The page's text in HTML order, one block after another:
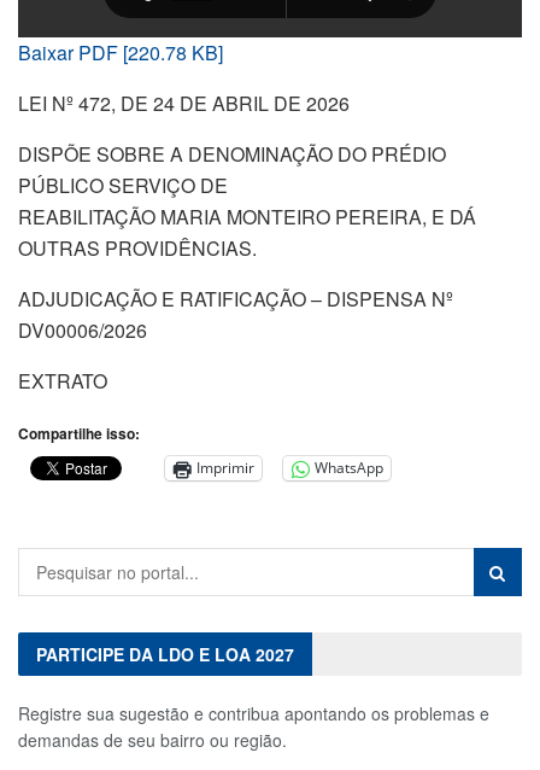
Baixar PDF [220.78 KB]
LEI Nº 472, DE 24 DE ABRIL DE 2026
DISPÕE SOBRE A DENOMINAÇÃO DO PRÉDIO
PÚBLICO SERVIÇO DE
REABILITAÇÃO MARIA MONTEIRO PEREIRA, E DÁ
OUTRAS PROVIDÊNCIAS.
ADJUDICAÇÃO E RATIFICAÇÃO – DISPENSA Nº
DV00006/2026
EXTRATO
Compartilhe isso:
Imprimir WhatsApp
PARTICIPE DA LDO E LOA 2027
Registre sua sugestão e contribua apontando os problemas e
demandas de seu bairro ou região.